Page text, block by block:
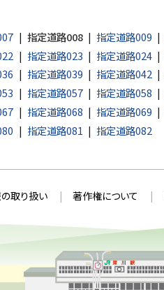
指定道路008 指定道路009
指定道路023 指定道路024
指定道路039 指定道路042
指定道路057 指定道路058
指定道路068 指定道路069
指定道路081 指定道路082
取り扱い 著作権について